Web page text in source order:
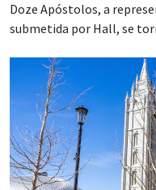
Doze Apóstolos, a
submetida por Hall, se